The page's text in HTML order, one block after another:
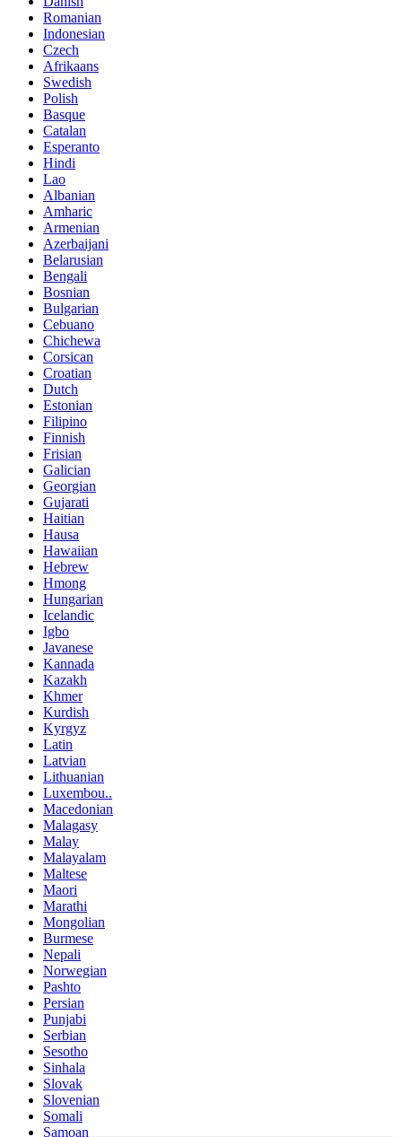
Romanian
Indonesian
Czech
Afrikaans
Swedish
Polish
Basque
Catalan
Esperanto
Hindi
Lao
Albanian
Amharic
Armenian
Azerbaijani
Belarusian
Bengali
Bosnian
Bulgarian
Cebuano
Chichewa
Corsican
Croatian
Dutch
Estonian
Filipino
Finnish
Frisian
Galician
Georgian
Gujarati
Haitian
Hausa
Hawaiian
Hebrew
Hmong
Hungarian
Icelandic
Igbo
Javanese
Kannada
Kazakh
Khmer
Kurdish
Kyrgyz
Latin
Latvian
Lithuanian
Luxembou..
Macedonian
Malagasy
Malay
Malayalam
Maltese
Maori
Marathi
Mongolian
Burmese
Nepali
Norwegian
Pashto
Persian
Punjabi
Serbian
Sesotho
Sinhala
Slovak
Slovenian
Somali
Samoan